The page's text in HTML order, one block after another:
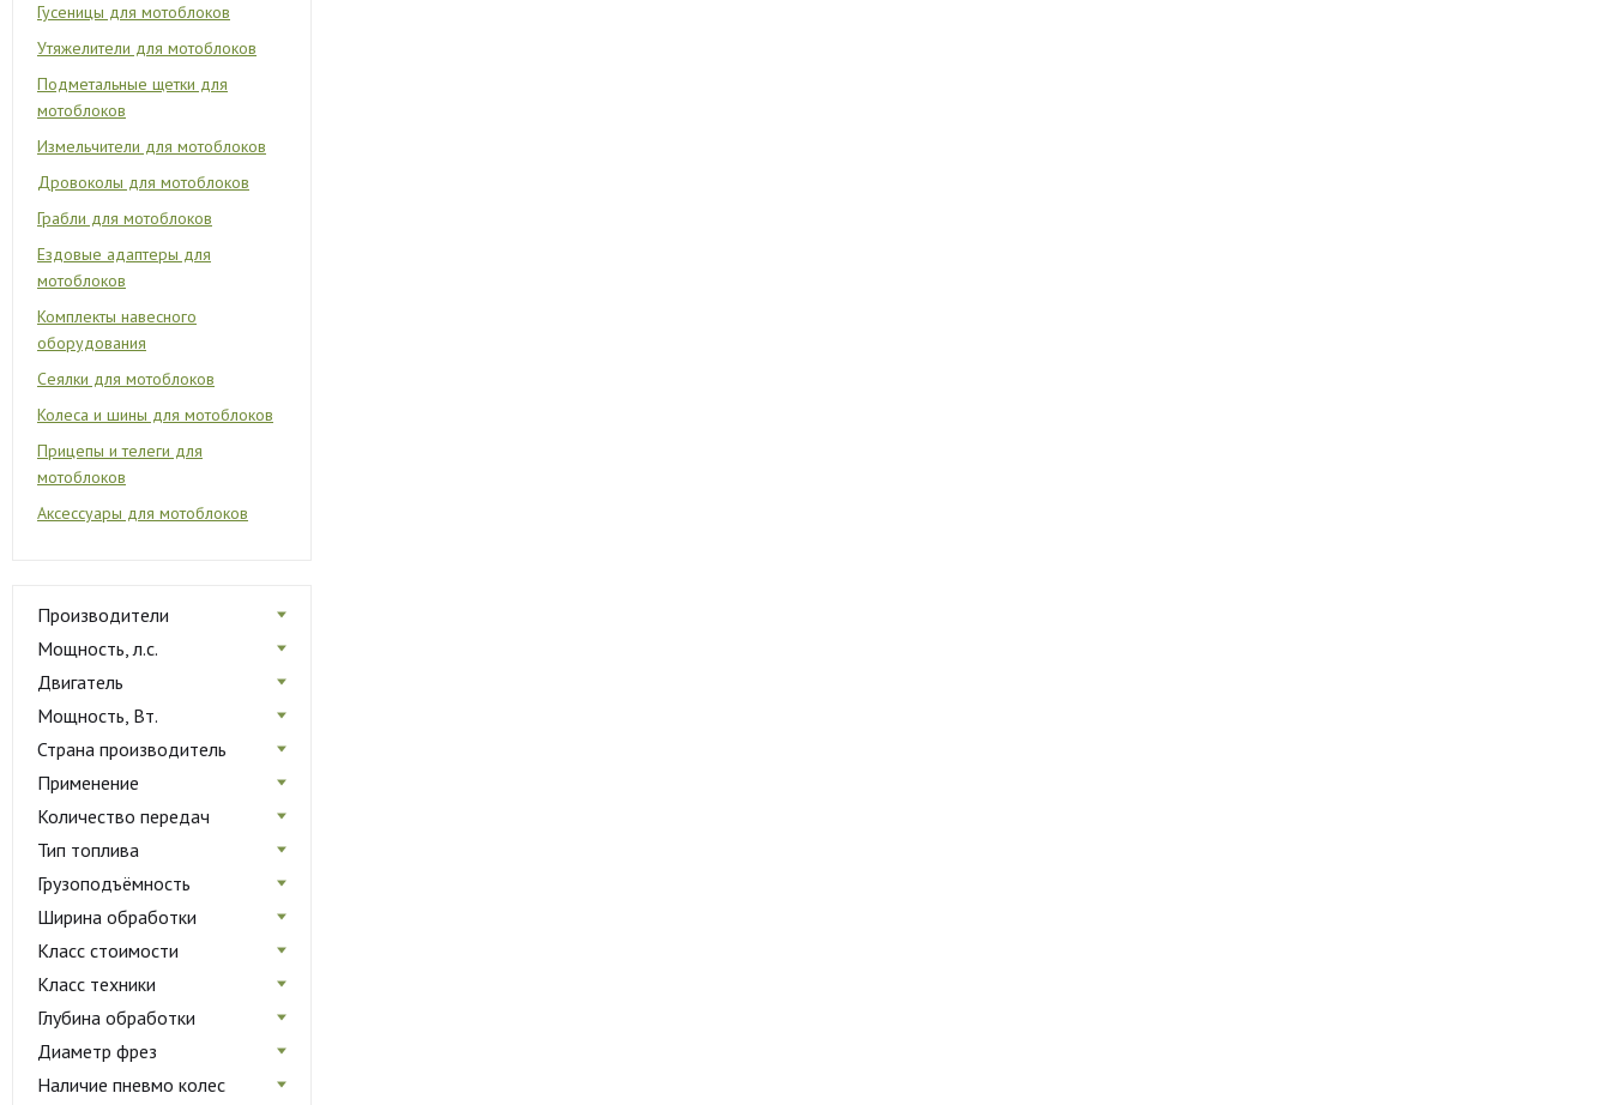
Гусеницы для мотоблоков
Утяжелители для мотоблоков
Подметальные щетки для
мотоблоков
Измельчители для мотоблоков
Дровоколы для мотоблоков
Грабли для мотоблоков
Ездовые адаптеры для
мотоблоков
Комплекты навесного
оборудования
Сеялки для мотоблоков
Колеса и шины для мотоблоков
Прицепы и телеги для
мотоблоков
Аксессуары для мотоблоков
Производители
Мощность, л.с.
Двигатель
Мощность, Вт.
Страна производитель
Применение
Количество передач
Тип топлива
Грузоподъёмность
Ширина обработки
Класс стоимости
Класс техники
Глубина обработки
Диаметр фрез
Наличие пневмо колес